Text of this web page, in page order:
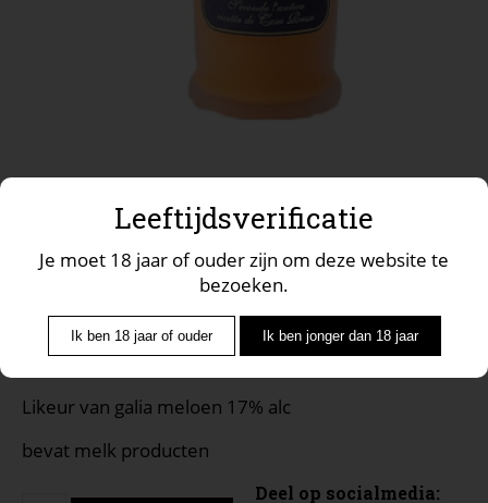
Leeftijdsverificatie
Je moet 18 jaar of ouder zijn om deze website te
bezoeken.
Ik ben 18 jaar of ouder Ik ben jonger dan 18 jaar
Meloncello likeur crema di melone
500ml
Likeur van galia meloen 17% alc
bevat melk producten
Deel op socialmedia: